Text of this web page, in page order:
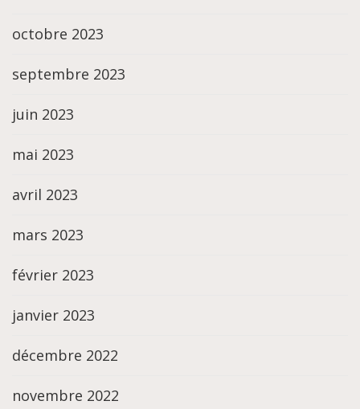
octobre 2023
septembre 2023
juin 2023
mai 2023
avril 2023
mars 2023
février 2023
janvier 2023
décembre 2022
novembre 2022